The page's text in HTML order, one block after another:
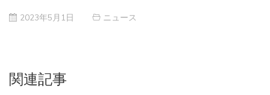
2023年5月1日 ニュース
関連記事